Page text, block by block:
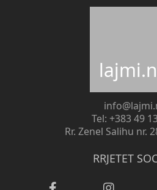
Tel: +383 49
Rr. Zenel Salihu nr.
RRJETET